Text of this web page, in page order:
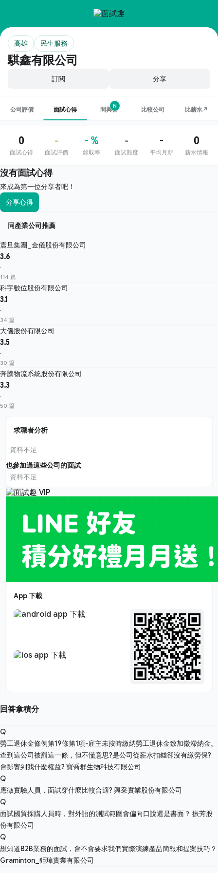
騏鑫有限公司
高雄 民生服務
訂閱 分享
公司評價 面試心得 問與答
N
比較公司 比薪水↗
0
面試心得
-
面試評價
- %
錄取率
-
面試難度
-
平均月薪
0
薪水情報
沒有面試心得
來成為第一位分享者吧！
分享心得
同產業公司推薦
震旦集團_金儀股份有限公司
3.6
·
114 篇
科宇數位股份有限公司
3.1
·
34 篇
大儀股份有限公司
3.5
·
30 篇
奔騰物流系統股份有限公司
3.3
·
50 篇
求職者分析
資料不足
也參加過這些公司的面試
資料不足
App 下載
回答拿積分
Q
勞工退休金條例第19條第1項-雇主未按時繳納勞工退休金致加徵滯納金。
查到這公司被罰這一條，但不懂意思?是公司從薪水扣錢卻沒有繳勞保?
會影響到我什麼權益? 寶喬群生物科技有限公司
Q
應徵實驗人員，面試穿什麼比較合適? 興采實業股份有限公司
Q
面試國貿採購人員時，對外語的測試範圍會偏向口說還是書面？ 振芳股
份有限公司
Q
想知道B2B業務的面試，會不會要求我們實際演練產品簡報和提案技巧？
Graminton_鉅瑋實業有限公司